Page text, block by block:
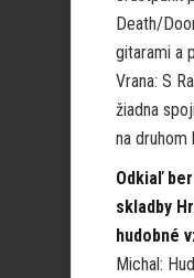
Death/
gitarami a
Vrana: S
žiadna
na druhom
Odkiaľ
skladby
hudobné
Michal: